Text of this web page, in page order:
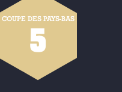
COUPE DES PAYS-BAS
5